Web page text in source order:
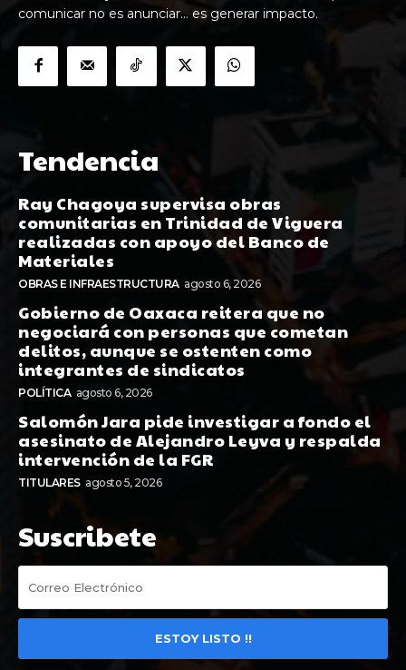
comunicar no es anunciar… es generar impacto.
Tendencia
Ray Chagoya supervisa obras
comunitarias en Trinidad de Viguera
realizadas con apoyo del Banco de
Materiales
OBRAS E INFRAESTRUCTURA agosto 6, 2026
Gobierno de Oaxaca reitera que no
negociará con personas que cometan
delitos, aunque se ostenten como
integrantes de sindicatos
POLÍTICA agosto 6, 2026
Salomón Jara pide investigar a fondo el
asesinato de Alejandro Leyva y respalda
intervención de la FGR
TITULARES agosto 5, 2026
Suscribete
ESTOY LISTO !!